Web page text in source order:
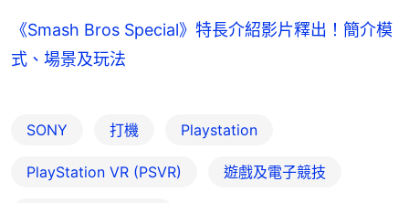
《Smash Bros Special》特長介紹影片釋出！簡介模
式、場景及玩法
SONY 打機 Playstation
PlayStation VR (PSVR) 遊戲及電子競技